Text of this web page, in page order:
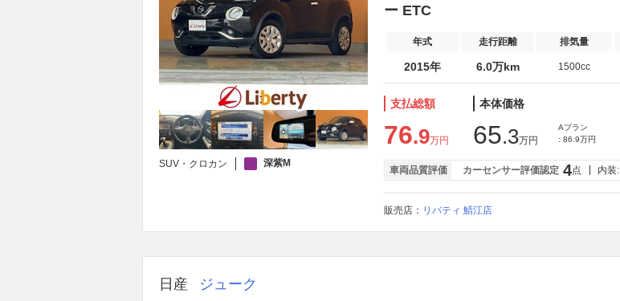
SUV・クロカン 深紫M
ー ETC
年式 走行距離 排気量
2015年 6.0万km 1500cc
支払総額
76.9万円
本体価格
65.3万円
Aプラン
: 86.9万円
車両品質評価 カーセンサー評価認定 4点 内装:
販売店： リバティ 鯖江店
日産 ジューク